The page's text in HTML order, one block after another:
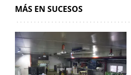
MÁS EN SUCESOS